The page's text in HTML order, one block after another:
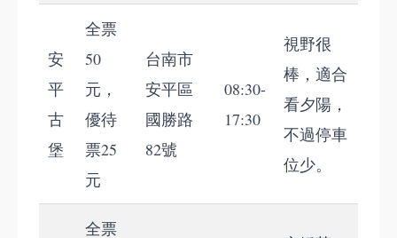
安
平
古
堡
全票
50
元，
優待
票25
元
台南市
安平區
國勝路
82號
08:30-
17:30
視野很
棒，適合
看夕陽，
不過停車
位少。
全票